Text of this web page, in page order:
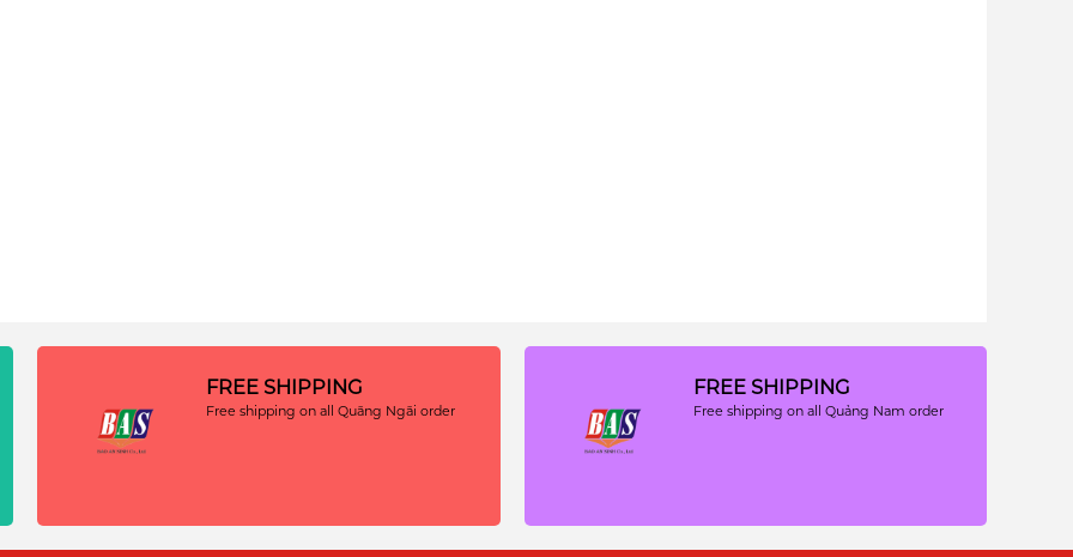
FREE SHIPPING
Free shipping on all Quãng Ngãi order
FREE SHIPPING
Free shipping on all Quảng Nam order